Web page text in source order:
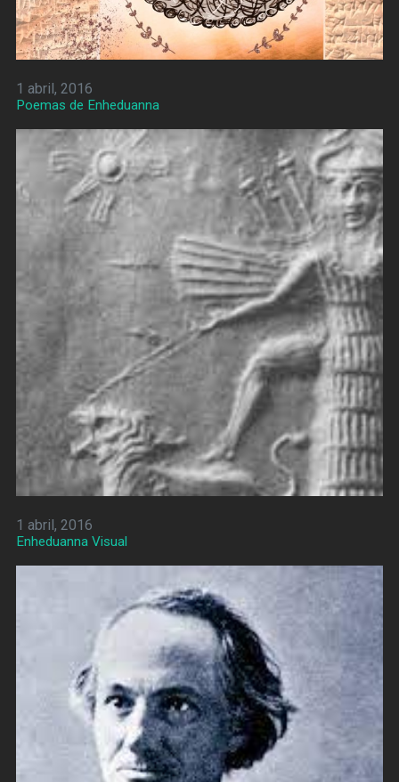
1 abril, 2016
Poemas de Enheduanna
1 abril, 2016
Enheduanna Visual